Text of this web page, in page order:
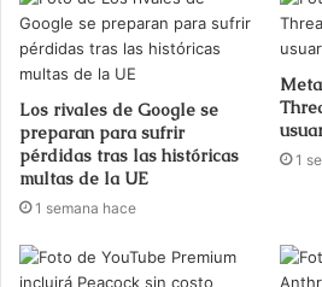
Los rivales de Google se
preparan para sufrir
pérdidas tras las históricas
multas de la UE
1 semana hace
1